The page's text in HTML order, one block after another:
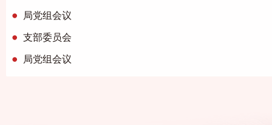
局党组会议
支部委员会
局党组会议